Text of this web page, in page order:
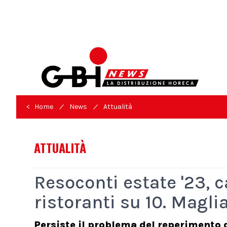
< Home / News / Attualità
ATTUALITÀ
Resoconti estate '23,
ristoranti su 10.